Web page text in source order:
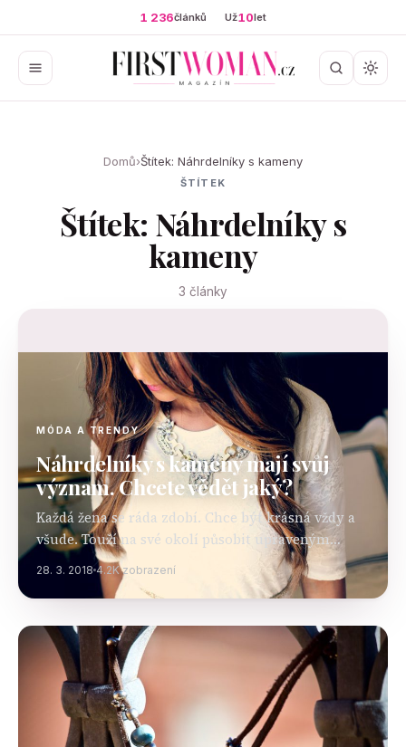
1 236článků Už10let
Domů›Štítek: Náhrdelníky s kameny
ŠTÍTEK
Štítek: Náhrdelníky s
kameny
3 články
MÓDA A TRENDY
Náhrdelníky s kameny mají svůj
význam. Chcete vědět jaký?
Každá žena se ráda zdobí. Chce být krásná vždy a
všude. Touží na své okolí působit upraveným
dojmem. Často si dáváme hodně záležet na
správné kombinaci barev i střihů oblečení,…
28. 3. 2018 4.2K zobrazení